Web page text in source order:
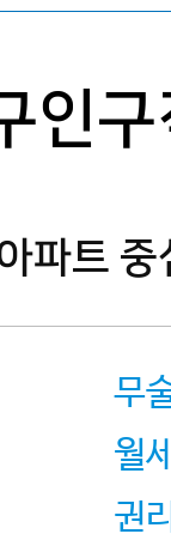
인
파트
무
월
권